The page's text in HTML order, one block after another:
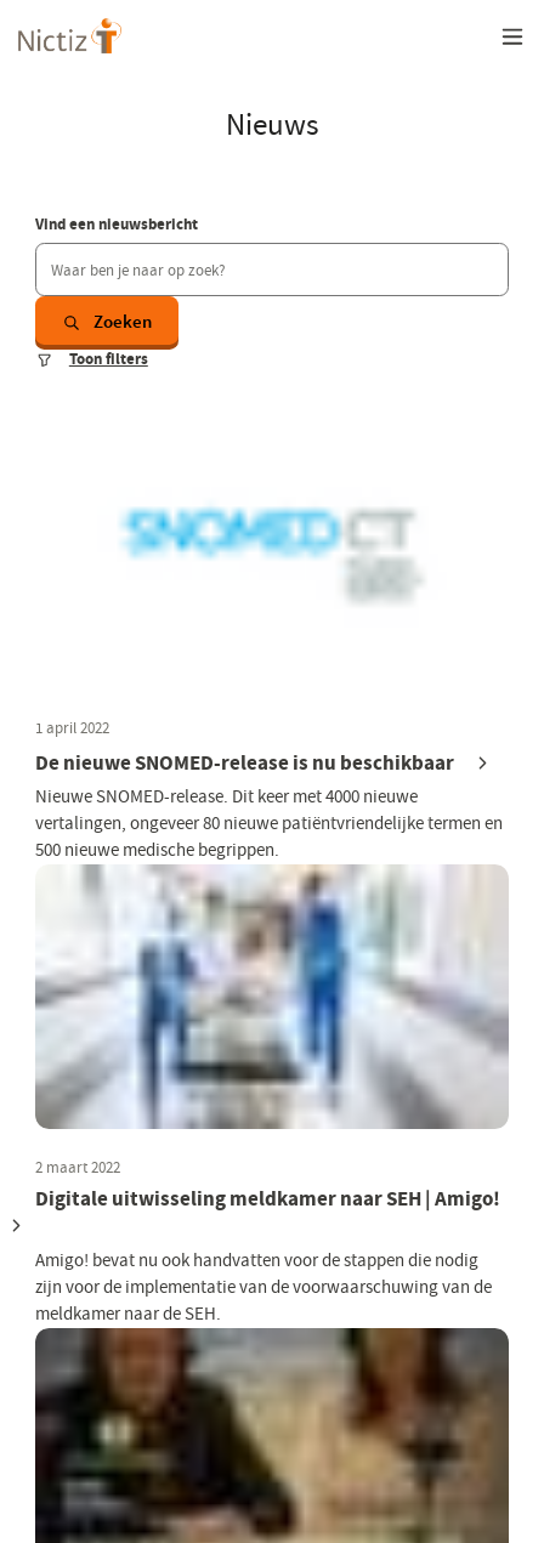
Overslaan
en
Nieuws
Vind een nieuwsbericht
Zoeken
Toon filters
1 april 2022
De nieuwe SNOMED-release is nu beschikbaar
Nieuwe SNOMED-release. Dit keer met 4000 nieuwe
vertalingen, ongeveer 80 nieuwe patiëntvriendelijke termen en
500 nieuwe medische begrippen.
2 maart 2022
Digitale uitwisseling meldkamer naar SEH | Amigo!
Amigo! bevat nu ook handvatten voor de stappen die nodig
zijn voor de implementatie van de voorwaarschuwing van de
meldkamer naar de SEH.